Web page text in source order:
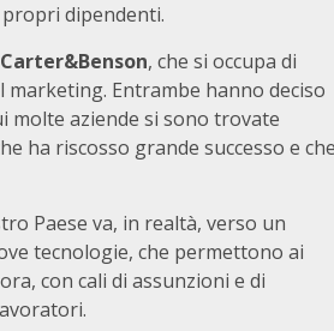
dipendenti.
Carter&Benson, che si occupa di
marketing. Entrambe hanno deciso
molte aziende si sono trovate
ha riscosso grande successo e
Paese va, in realtà, verso un
tecnologie, che permettono ai
con cali di assunzioni e di